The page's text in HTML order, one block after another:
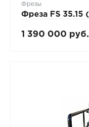
Фрезы
Фреза FS 35.15
1 390 000 руб.